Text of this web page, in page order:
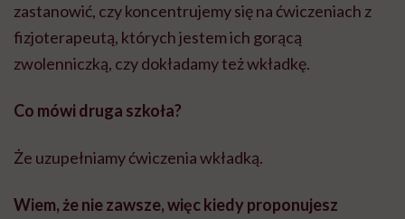
zastanowić, czy koncentrujemy się na ćwiczeniach z
fizjoterapeutą, których jestem ich gorącą
zwolenniczką, czy dokładamy też wkładkę.
Co mówi druga szkoła?
Że uzupełniamy ćwiczenia wkładką.
Wiem, że nie zawsze, więc kiedy proponujesz